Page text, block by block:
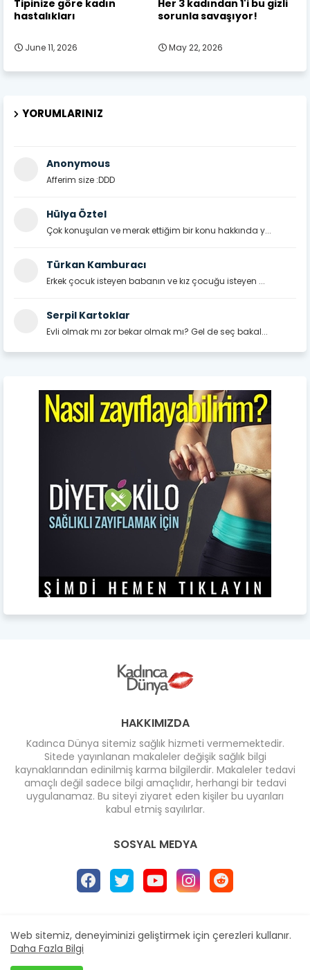
Tipinize göre kadın
hastalıkları
June 11, 2026
Her 3 kadından 1'i bu gizli
sorunla savaşıyor!
May 22, 2026
YORUMLARINIZ
Anonymous
Afferim size :DDD
Hülya Öztel
Çok konuşulan ve merak ettiğim bir konu hakkında y...
Türkan Kamburacı
Erkek çocuk isteyen babanın ve kız çocuğu isteyen ...
Serpil Kartoklar
Evli olmak mı zor bekar olmak mı? Gel de seç bakal...
HAKKIMIZDA
Kadınca Dünya sitemiz sağlık hizmeti vermemektedir.
Sitede yayınlanan makaleler değişik sağlık bilgi
kaynaklarından edinilmiş karma bilgilerdir. Makaleler tedavi
amaçlı değil sadece bilgi amaçlıdır, herhangi bir tedavi
uygulanamaz. Bu siteyi ziyaret eden kişiler bu uyarıları
kabul etmiş sayılırlar.
SOSYAL MEDYA
Design by -
Web sitemiz, deneyiminizi geliştirmek için çerezleri kullanır.
Daha Fazla Bilgi